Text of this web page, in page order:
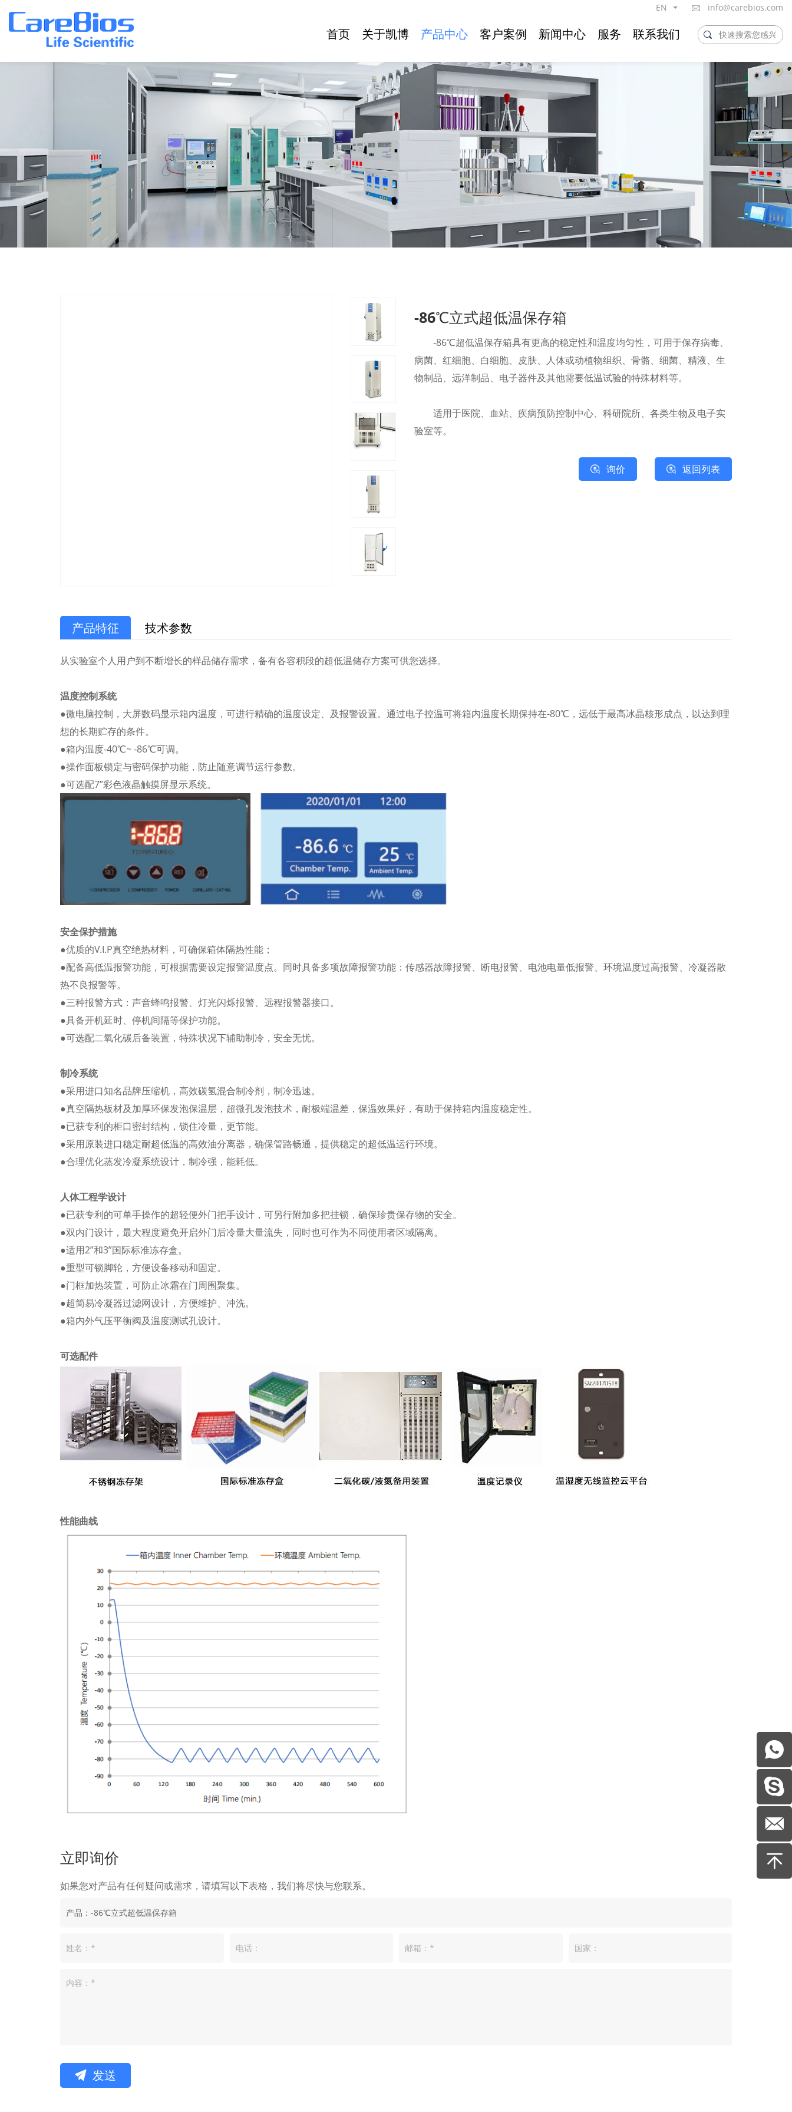
info@carebios.com
EN
首页 关于凯博 产品中心 客户案例 新闻中心 服务 联系我们
-86℃立式超低温保存箱
-86℃超低温保存箱具有更高的稳定性和温度均匀性，可用于保存病毒、
病菌、红细胞、白细胞、皮肤、人体或动植物组织、骨骼、细菌、精液、生
物制品、远洋制品、电子器件及其他需要低温试验的特殊材料等。
适用于医院、血站、疾病预防控制中心、科研院所、各类生物及电子实
验室等。
返回列表
询价
产品特征 技术参数
从实验室个人用户到不断增长的样品储存需求，备有各容积段的超低温储存方案可供您选择。
温度控制系统
●微电脑控制，大屏数码显示箱内温度，可进行精确的温度设定、及报警设置。通过电子控温可将箱内温度长期保持在-80℃，远低于最高冰晶核形成点，以达到理
想的长期贮存的条件。
●箱内温度-40℃~ -86℃可调。
●操作面板锁定与密码保护功能，防止随意调节运行参数。
●可选配7”彩色液晶触摸屏显示系统。
安全保护措施
●优质的V.I.P真空绝热材料，可确保箱体隔热性能；
●配备高低温报警功能，可根据需要设定报警温度点。同时具备多项故障报警功能：传感器故障报警、断电报警、电池电量低报警、环境温度过高报警、冷凝器散
热不良报警等。
●三种报警方式：声音蜂鸣报警、灯光闪烁报警、远程报警器接口。
●具备开机延时、停机间隔等保护功能。
●可选配二氧化碳后备装置，特殊状况下辅助制冷，安全无忧。
制冷系统
●采用进口知名品牌压缩机，高效碳氢混合制冷剂，制冷迅速。
●真空隔热板材及加厚环保发泡保温层，超微孔发泡技术，耐极端温差，保温效果好，有助于保持箱内温度稳定性。
●已获专利的柜口密封结构，锁住冷量，更节能。
●采用原装进口稳定耐超低温的高效油分离器，确保管路畅通，提供稳定的超低温运行环境。
●合理优化蒸发冷凝系统设计，制冷强，能耗低。
人体工程学设计
●已获专利的可单手操作的超轻便外门把手设计，可另行附加多把挂锁，确保珍贵保存物的安全。
●双内门设计，最大程度避免开启外门后冷量大量流失，同时也可作为不同使用者区域隔离。
●适用2”和3”国际标准冻存盒。
●重型可锁脚轮，方便设备移动和固定。
●门框加热装置，可防止冰霜在门周围聚集。
●超简易冷凝器过滤网设计，方便维护、冲洗。
●箱内外气压平衡阀及温度测试孔设计。
可选配件
性能曲线
立即询价
如果您对产品有任何疑问或需求，请填写以下表格，我们将尽快与您联系。
发送